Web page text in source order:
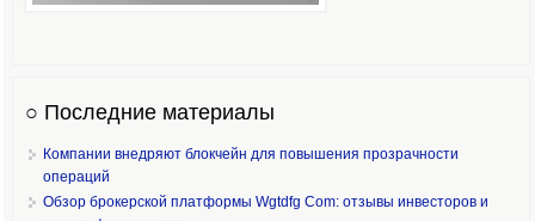
○ Последние материалы
Компании внедряют блокчейн для повышения прозрачности
операций
Обзор брокерской платформы Wgtdfg Com: отзывы инвесторов и